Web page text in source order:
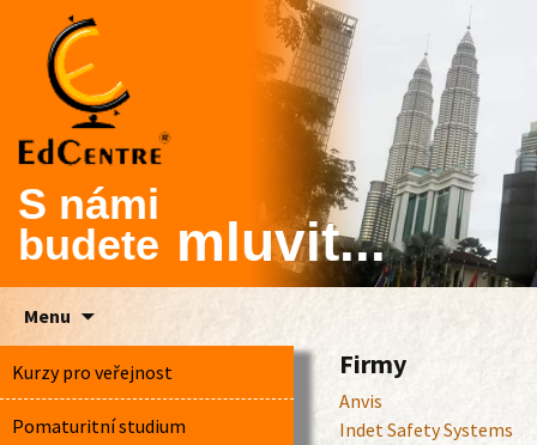
S námi
budete mluvit...
Menu
content
Kurzy pro veřejnost
Pomaturitní studium
Firmy
Anvis
Indet Safety Systems